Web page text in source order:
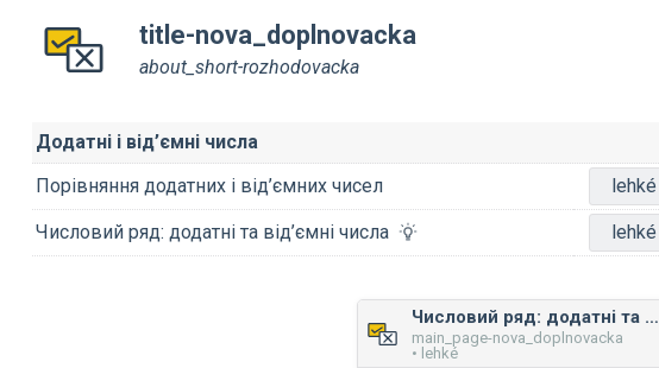
title-nova_doplnovacka
about_short-rozhodovacka
Додатні і від’ємні числа
Порівняння додатних і від’ємних чисел
lehké
Числовий ряд: додатні та від’ємні числа lehké
Числовий ряд: додатні та від’ємні числа
main_page-nova_doplnovacka
• lehké